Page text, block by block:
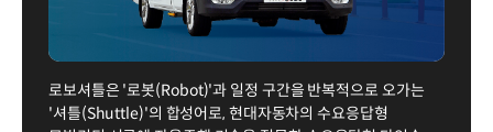
로보셔틀은 '로봇(Robot)'과 일정 구간을 반복적으로 오가는
'셔틀(Shuttle)'의 합성어로, 현대자동차의 수요응답형